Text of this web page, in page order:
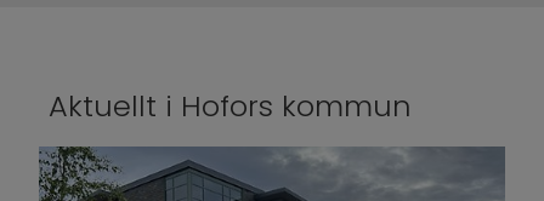
Aktuellt i Hofors kommun